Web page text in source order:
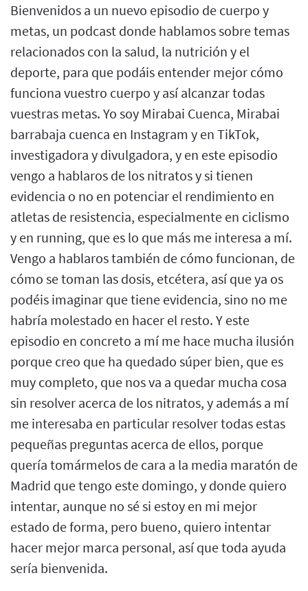
Bienvenidos a un nuevo episodio de cuerpo y
metas, un podcast donde hablamos sobre temas
relacionados con la salud, la nutrición y el
deporte, para que podáis entender mejor cómo
funciona vuestro cuerpo y así alcanzar todas
vuestras metas. Yo soy Mirabai Cuenca, Mirabai
barrabaja cuenca en Instagram y en TikTok,
investigadora y divulgadora, y en este episodio
vengo a hablaros de los nitratos y si tienen
evidencia o no en potenciar el rendimiento en
atletas de resistencia, especialmente en ciclismo
y en running, que es lo que más me interesa a mí.
Vengo a hablaros también de cómo funcionan, de
cómo se toman las dosis, etcétera, así que ya os
podéis imaginar que tiene evidencia, sino no me
habría molestado en hacer el resto. Y este
episodio en concreto a mí me hace mucha ilusión
porque creo que ha quedado súper bien, que es
muy completo, que nos va a quedar mucha cosa
sin resolver acerca de los nitratos, y además a mí
me interesaba en particular resolver todas estas
pequeñas preguntas acerca de ellos, porque
quería tomármelos de cara a la media maratón de
Madrid que tengo este domingo, y donde quiero
intentar, aunque no sé si estoy en mi mejor
estado de forma, pero bueno, quiero intentar
hacer mejor marca personal, así que toda ayuda
sería bienvenida.